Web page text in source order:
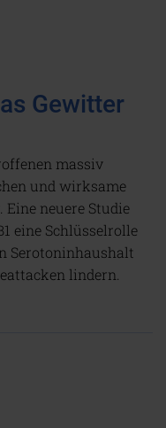
Gewitter
massiv
und wirksame
neuere Studie
eine Schlüsselrolle
Serotoninhaushalt
lindern.